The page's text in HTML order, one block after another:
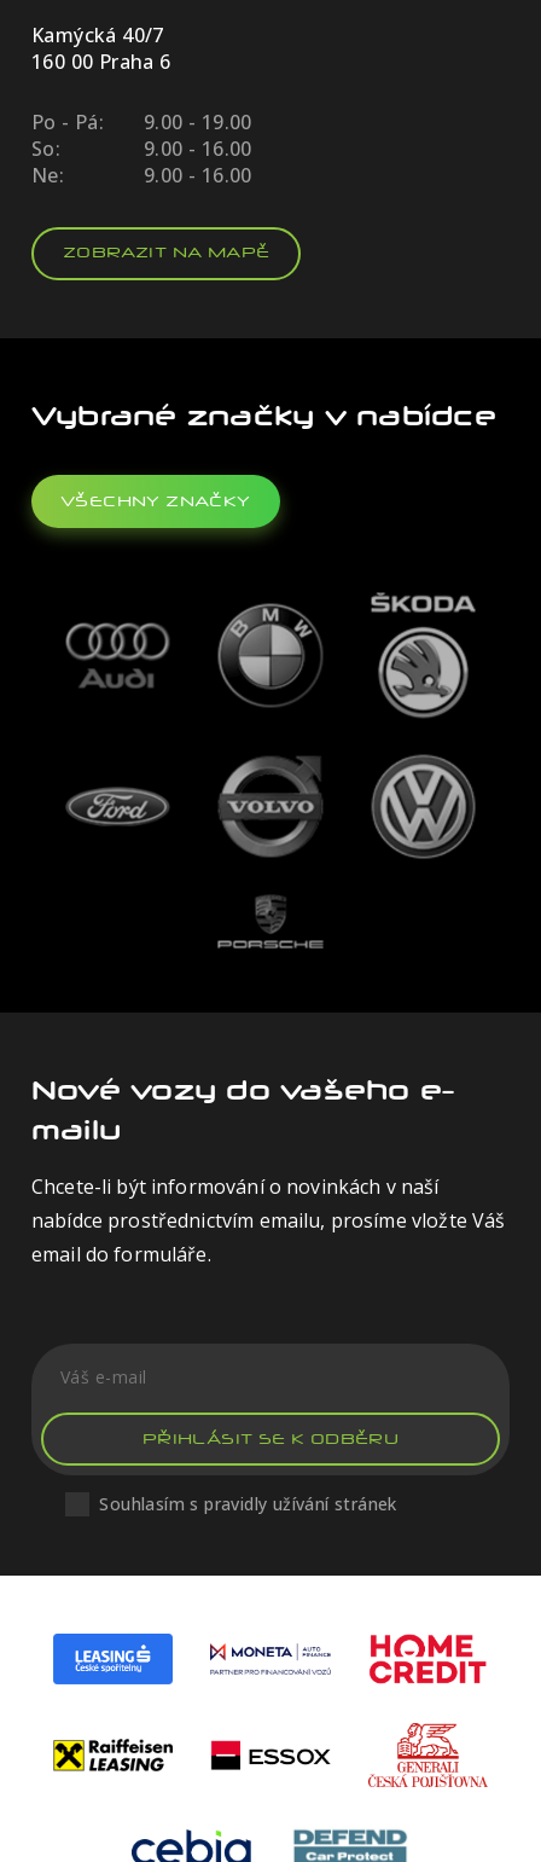
Kamýcká 40/7
160 00 Praha 6
Po - Pá:
9.00 - 19.00
So:
9.00 - 16.00
Ne:
9.00 - 16.00
ZOBRAZIT NA MAPĚ
Vybrané značky v nabídce
VŠECHNY ZNAČKY
Nové vozy do vašeho e-
mailu
Chcete-li být informování o novinkách v naší
nabídce prostřednictvím emailu, prosíme vložte Váš
email do formuláře.
PŘIHLÁSIT SE K ODBĚRU
Souhlasím s pravidly užívání stránek